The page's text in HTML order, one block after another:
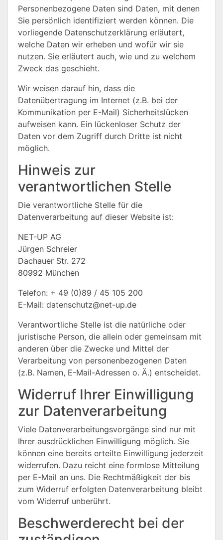
Personenbezogene Daten sind Daten, mit denen
Sie persönlich identifiziert werden können. Die
vorliegende Datenschutzerklärung erläutert,
welche Daten wir erheben und wofür wir sie
nutzen. Sie erläutert auch, wie und zu welchem
Zweck das geschieht.
Wir weisen darauf hin, dass die
Datenübertragung im Internet (z.B. bei der
Kommunikation per E-Mail) Sicherheitslücken
aufweisen kann. Ein lückenloser Schutz der
Daten vor dem Zugriff durch Dritte ist nicht
möglich.
Hinweis zur
verantwortlichen Stelle
Die verantwortliche Stelle für die
Datenverarbeitung auf dieser Website ist:
NET-UP AG
Jürgen Schreier
Dachauer Str. 272
80992 München
Telefon: + 49 (0)89 / 45 105 200
E-Mail: datenschutz@net-up.de
Verantwortliche Stelle ist die natürliche oder
juristische Person, die allein oder gemeinsam mit
anderen über die Zwecke und Mittel der
Verarbeitung von personenbezogenen Daten
(z.B. Namen, E-Mail-Adressen o. Ä.) entscheidet.
Widerruf Ihrer Einwilligung
zur Datenverarbeitung
Viele Datenverarbeitungsvorgänge sind nur mit
Ihrer ausdrücklichen Einwilligung möglich. Sie
können eine bereits erteilte Einwilligung jederzeit
widerrufen. Dazu reicht eine formlose Mitteilung
per E-Mail an uns. Die Rechtmäßigkeit der bis
zum Widerruf erfolgten Datenverarbeitung bleibt
vom Widerruf unberührt.
Beschwerderecht bei der